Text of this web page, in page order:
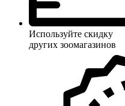
Используйте скидку
других зоомагазинов